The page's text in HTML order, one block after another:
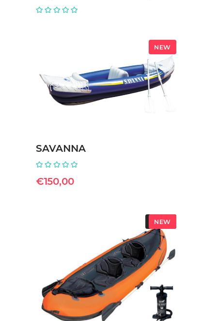
NEW
ΠΡΟΣΘΉΚΗ ΣΤΟ ΚΑΛΆΘΙ
SAVANNA
€150,00
SOLD
NEW
ΔΙΑΒΆΣΤΕ ΠΕΡΙΣΣΌΤΕΡΑ